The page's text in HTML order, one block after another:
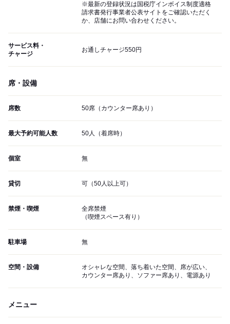
※最新の登録状況は国税庁インボイス制度適格
請求書発行事業者公表サイトをご確認いただく
か、店舗にお問い合わせください。
サービス料・
チャージ
お通しチャージ550円
席・設備
席数 50席（カウンター席あり）
最大予約可能人数 50人（着席時）
個室 無
貸切 可（50人以上可）
禁煙・喫煙
全席禁煙
（喫煙スペース有り）
駐車場 無
空間・設備
オシャレな空間、落ち着いた空間、席が広い、
カウンター席あり、ソファー席あり、電源あり
メニュー